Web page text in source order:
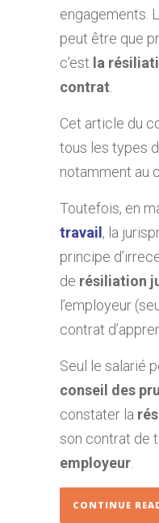
engagements.
peut être que
c’est la
contrat.
Cet article du
tous les types
notamment au
Toutefois, en
travail , la
principe
de résiliation
l’employeur
contrat
Seul le salarié
conseil des
constater la
son contrat de
employeur.
CONTINUE